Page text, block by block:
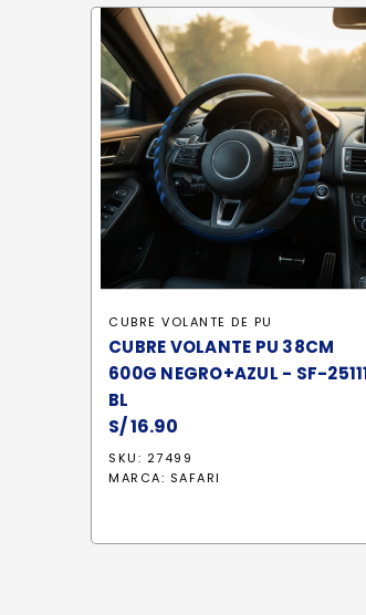
CUBRE VOLANTE DE PU
CUBRE VOLANTE PU 38CM
600G NEGRO+AZUL - SF-
BL
S/16.90
SKU: 27499
MARCA: SAFARI